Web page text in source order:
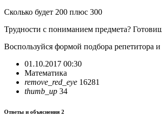
Сколько будет 200 плюс 300
Трудности с пониманием предмета?
Воспользуйся формой подбора
01.10.2017 00:30
Математика
remove_red_eye 16281
thumb_up 34
Ответы и объяснения 2